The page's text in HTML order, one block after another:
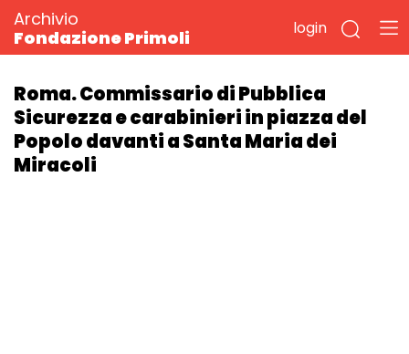
Archivio
Fondazione Primoli
login
Roma. Commissario di Pubblica
Sicurezza e carabinieri in piazza del
Popolo davanti a Santa Maria dei
Miracoli